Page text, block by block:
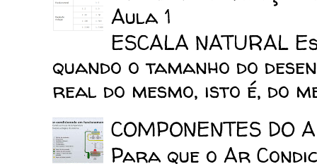
Aula 1
ESCALA
quando o tamanho do
real do mesmo, isto é, do
COMPONENTES DO
Para que o Ar